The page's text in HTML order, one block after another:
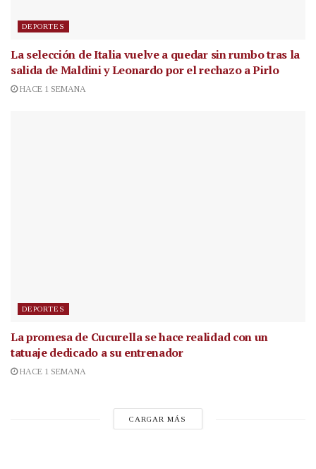
DEPORTES
La selección de Italia vuelve a quedar sin rumbo tras la
salida de Maldini y Leonardo por el rechazo a Pirlo
HACE 1 SEMANA
DEPORTES
La promesa de Cucurella se hace realidad con un
tatuaje dedicado a su entrenador
HACE 1 SEMANA
CARGAR MÁS